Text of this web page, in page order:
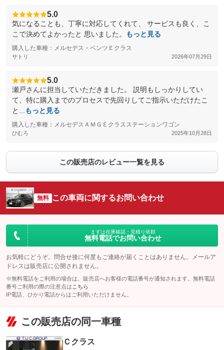
5.0
気になることも、丁寧に対応してくれて、 サービスも良く、こ
こで決めてよかったと 思いました。
もっと見る
購入した車種：メルセデス・ベンツＥクラス
サトリ 2026年07月29日
5.0
瀬戸さんに担当していただきました。 説明もしっかりしてい
て、特に購入までのプロセスで先回りしてご指示いただけたこ
と...
もっと見る
購入した車種：メルセデスＡＭＧＥクラスステーションワゴン
ひむろ 2025年10月28日
この販売店のレビュー一覧を見る
無料 この車両に関するお問い合わせ
まずは在庫確認・見積り依頼
無料電話でお問い合わせ
お気軽にどうぞ。問合せ後に何度もご連絡が届くことはありません。メールア
ドレスは販売店に公開されません。
※無料電話をご利用の場合は、販売店へお客様の電話番号が通知されます。無料電話
番号ご利用の際の注意点は こちら
IP電話、ひかり電話からはご利用いただけません。
この販売店の同一車種
Ｃクラス